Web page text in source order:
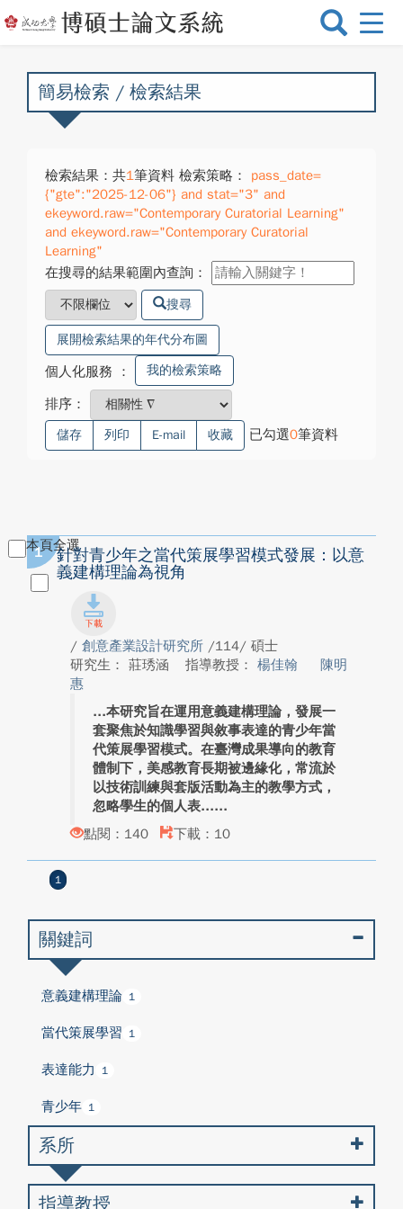
選
換
簡易檢索 / 檢索結果
檢索結果：共1筆資料 檢索策略：
pass_date=
{"gte":"2025-12-06"} and stat="3" and
ekeyword.raw="Contemporary Curatorial Learning"
and ekeyword.raw="Contemporary Curatorial
Learning"
在搜尋的結果範圍內查詢：
搜尋
展開檢索結果的年代分布圖
個人化服務 ： 我的檢索策略
排序：
儲存 列印 E-mail 收藏 已勾選0筆資料
本頁全選
1
針對青少年之當代策展學習模式發展：以意
義建構理論為視角
/ 創意產業設計研究所 /114/ 碩士
研究生： 莊琇涵
指導教授： 楊佳翰
陳明
惠
本研究旨在運用意義建構理論，發展一
套聚焦於知識學習與敘事表達的青少年當
代策展學習模式。在臺灣成果導向的教育
體制下，美感教育長期被邊緣化，常流於
以技術訓練與套版活動為主的教學方式，
忽略學生的個人表...
點閱：140
下載：10
1
關鍵詞
意義建構理論 1
當代策展學習 1
表達能⼒ 1
青少年 1
系所
指導教授